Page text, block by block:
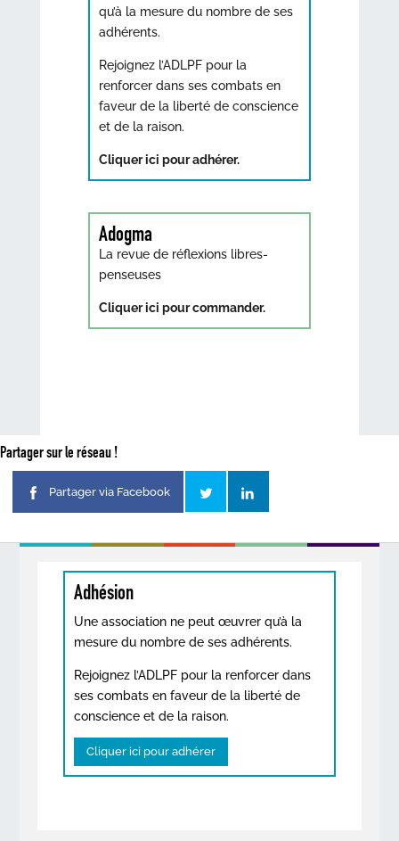
qu’à la mesure du nombre de ses
adhérents.
Rejoignez l’ADLPF pour la
renforcer dans ses combats en
faveur de la liberté de conscience
et de la raison.
Cliquer ici pour adhérer.
Adogma
La revue de réflexions libres-
penseuses
Cliquer ici pour commander.
Partager sur le réseau !
Partager via Facebook
Adhésion
Une association ne peut œuvrer qu’à la
mesure du nombre de ses adhérents.
Rejoignez l’ADLPF pour la renforcer dans
ses combats en faveur de la liberté de
conscience et de la raison.
Cliquer ici pour adhérer